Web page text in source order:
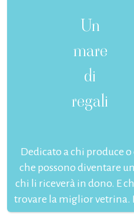
Un
mare
di
regali
Dedicato a chi produce
che possono diventare
chi li riceverà in dono. E
trovare la miglior vetrina.